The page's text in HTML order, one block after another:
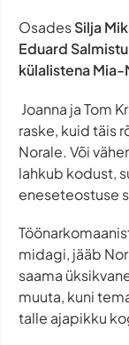
OsadesSilja
Eduard
külalistena Mia-
Joanna ja Tom
raske, kuid täis
Norale. Või
lahkub kodust,
eneseteostuse
midagi, jääb
saama
muuta, kuni
talle ajapikku